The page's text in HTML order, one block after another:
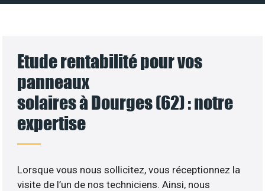
Etude rentabilité pour vos
panneaux
solaires à Dourges (62) : notre
expertise
Lorsque vous nous sollicitez, vous réceptionnez la
visite de l’un de nos techniciens. Ainsi, nous